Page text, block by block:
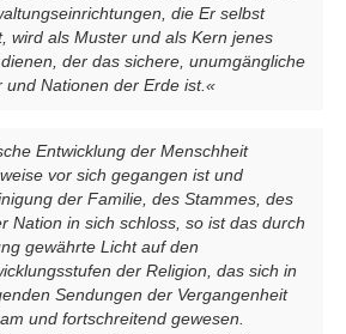
die Er selbst
wird als Muster und als Kern jenes
der das sichere, unumgängliche
und Nationen der Erde ist.«
Entwicklung der Menschheit
vor sich gegangen ist und
der Familie, des Stammes, des
Nation in sich schloss, so ist das durch
gewährte Licht auf den
der Religion, das sich in
Sendungen der Vergangenheit
und fortschreitend gewesen.